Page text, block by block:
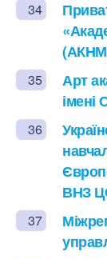
34
35
Арт
імені
36
ВНЗ
37